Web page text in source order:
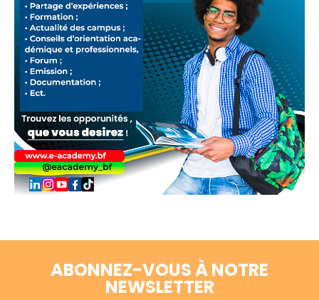
ABONNEZ-VOUS À NOTRE
NEWSLETTER